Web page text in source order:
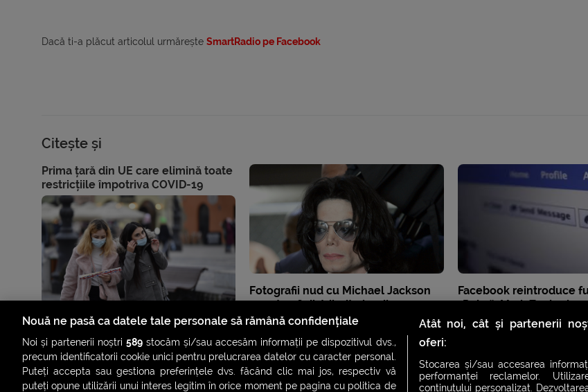
Dacă ti-a plăcut articolul urmărește SmartRadio pe Facebook
Citește și
Prima țară din UE care elimină toate
restricțiile împotriva COVID-19
Fotografii nud cu Michael Jackson
ar putea fi distribuite lumii
Facebook reintroduce
„Poke”. Mark
nu mor niciodată”
Nouă ne pasă ca datele tale personale să rămână confidențiale
Noi și partenerii noștri589 stocăm și/sau accesăm informații pe dispozitivul dvs.,
precum identificatorii cookie unici pentru prelucrarea datelor cu caracter personal.
Puteți accepta sau gestiona preferințele dvs. făcând clic mai jos, respectiv vă
puteți opune utilizării unui interes legitim în orice moment pe pagina cu politica de
Atât noi, cât și partenerii
oferi:
Stocarea și/sau accesarea
performanței reclamelor.
conținutului personalizat.